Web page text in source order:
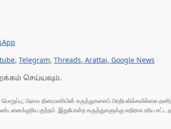
, Telegram, Threads, Arattai, Google News
செய்யவும்.
பொறுப்பு; அவை தினமணியின் கருத்துகளைப்
குற்றம். இதுபோன்ற கருத்துகளுக்கு எதிராக உரிய சட்ட